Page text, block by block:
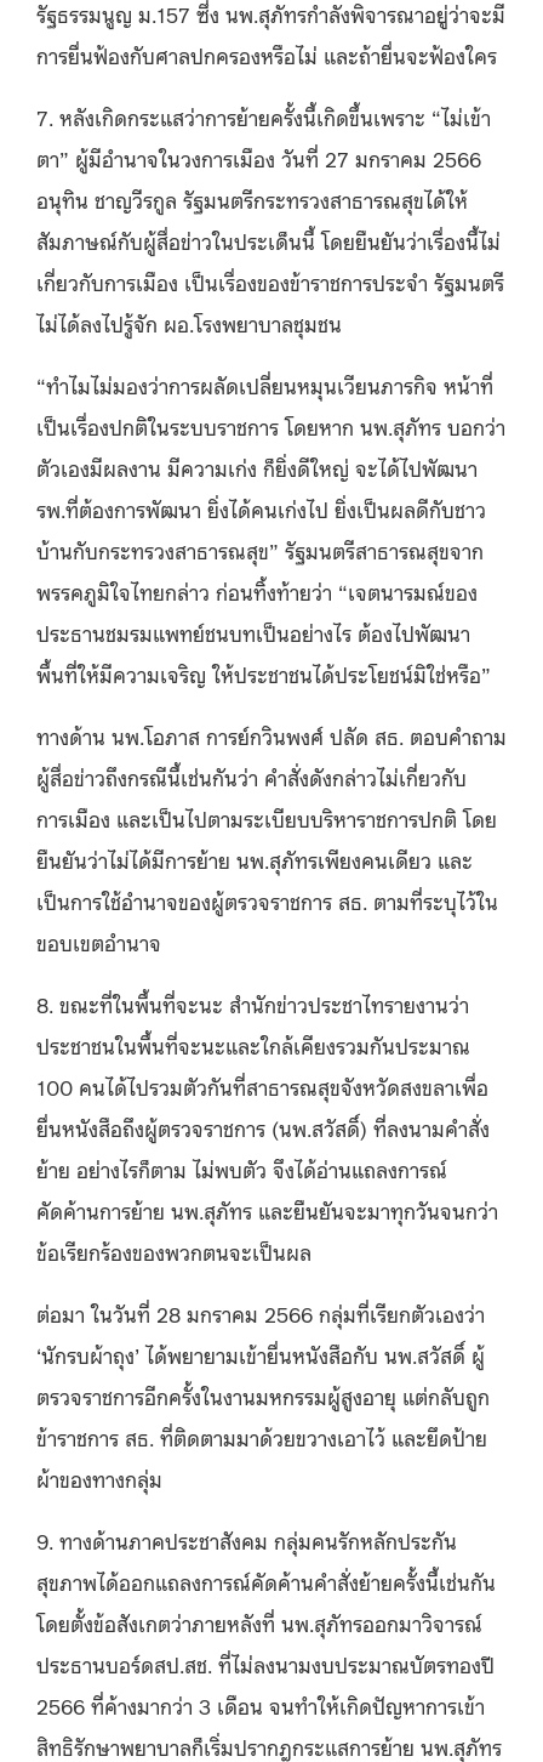
รัฐธรรมนูญ ม.157 ซึ่ง นพ.สุภัทรกำลังพิจารณาอยู่ว่าจะมี
การยื่นฟ้องกับศาลปกครองหรือไม่ และถ้ายื่นจะฟ้องใคร
7. หลังเกิดกระแสว่าการย้ายครั้งนี้เกิดขึ้นเพราะ “ไม่เข้า
ตา” ผู้มีอำนาจในวงการเมือง วันที่ 27 มกราคม 2566
อนุทิน ชาญวีรกูล รัฐมนตรีกระทรวงสาธารณสุขได้ให้
สัมภาษณ์กับผู้สื่อข่าวในประเด็นนี้ โดยยืนยันว่าเรื่องนี้ไม่
เกี่ยวกับการเมือง เป็นเรื่องของข้าราชการประจำ รัฐมนตรี
ไม่ได้ลงไปรู้จัก ผอ.โรงพยาบาลชุมชน
“ทำไมไม่มองว่าการผลัดเปลี่ยนหมุนเวียนภารกิจ หน้าที่
เป็นเรื่องปกติในระบบราชการ โดยหาก นพ.สุภัทร บอกว่า
ตัวเองมีผลงาน มีความเก่ง ก็ยิ่งดีใหญ่ จะได้ไปพัฒนา
รพ.ที่ต้องการพัฒนา ยิ่งได้คนเก่งไป ยิ่งเป็นผลดีกับชาว
บ้านกับกระทรวงสาธารณสุข” รัฐมนตรีสาธารณสุขจาก
พรรคภูมิใจไทยกล่าว ก่อนทิ้งท้ายว่า “เจตนารมณ์ของ
ประธานชมรมแพทย์ชนบทเป็นอย่างไร ต้องไปพัฒนา
พื้นที่ให้มีความเจริญ ให้ประชาชนได้ประโยชน์มิใช่หรือ”
ทางด้าน นพ.โอภาส การย์กวินพงศ์ ปลัด สธ. ตอบคำถาม
ผู้สื่อข่าวถึงกรณีนี้เช่นกันว่า คำสั่งดังกล่าวไม่เกี่ยวกับ
การเมือง และเป็นไปตามระเบียบบริหาราชการปกติ โดย
ยืนยันว่าไม่ได้มีการย้าย นพ.สุภัทรเพียงคนเดียว และ
เป็นการใช้อำนาจของผู้ตรวจราชการ สธ. ตามที่ระบุไว้ใน
ขอบเขตอำนาจ
8. ขณะที่ในพื้นที่จะนะ สำนักข่าวประชาไทรายงานว่า
ประชาชนในพื้นที่จะนะและใกล้เคียงรวมกันประมาณ
100 คนได้ไปรวมตัวกันที่สาธารณสุขจังหวัดสงขลาเพื่อ
ยื่นหนังสือถึงผู้ตรวจราชการ (นพ.สวัสดิ์) ที่ลงนามคำสั่ง
ย้าย อย่างไรก็ตาม ไม่พบตัว จึงได้อ่านแถลงการณ์
คัดค้านการย้าย นพ.สุภัทร และยืนยันจะมาทุกวันจนกว่า
ข้อเรียกร้องของพวกตนจะเป็นผล
ต่อมา ในวันที่ 28 มกราคม 2566 กลุ่มที่เรียกตัวเองว่า
‘นักรบผ้าถุง’ ได้พยายามเข้ายื่นหนังสือกับ นพ.สวัสดิ์ ผู้
ตรวจราชการอีกครั้งในงานมหกรรมผู้สูงอายุ แต่กลับถูก
ข้าราชการ สธ. ที่ติดตามมาด้วยขวางเอาไว้ และยึดป้าย
ผ้าของทางกลุ่ม
9. ทางด้านภาคประชาสังคม กลุ่มคนรักหลักประกัน
สุขภาพได้ออกแถลงการณ์คัดค้านคำสั่งย้ายครั้งนี้เช่นกัน
โดยตั้งข้อสังเกตว่าภายหลังที่ นพ.สุภัทรออกมาวิจารณ์
ประธานบอร์ดสป.สช. ที่ไม่ลงนามงบประมาณบัตรทองปี
2566 ที่ค้างมากว่า 3 เดือน จนทำให้เกิดปัญหาการเข้า
สิทธิรักษาพยาบาลก็เริ่มปรากฎกระแสการย้าย นพ.สุภัทร